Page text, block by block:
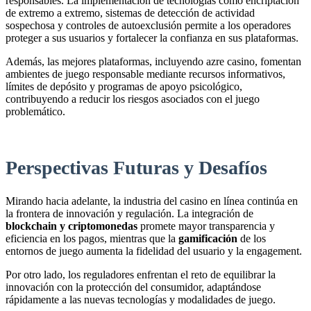
de extremo a extremo, sistemas de detección de actividad
sospechosa y controles de autoexclusión permite a los operadores
proteger a sus usuarios y fortalecer la confianza en sus plataformas.
Además, las mejores plataformas, incluyendo azre casino, fomentan
ambientes de juego responsable mediante recursos informativos,
límites de depósito y programas de apoyo psicológico,
contribuyendo a reducir los riesgos asociados con el juego
problemático.
Perspectivas Futuras y Desafíos
Mirando hacia adelante, la industria del casino en línea continúa en
la frontera de innovación y regulación. La integración de
blockchain y criptomonedas promete mayor transparencia y
eficiencia en los pagos, mientras que la gamificación de los
entornos de juego aumenta la fidelidad del usuario y la engagement.
Por otro lado, los reguladores enfrentan el reto de equilibrar la
innovación con la protección del consumidor, adaptándose
rápidamente a las nuevas tecnologías y modalidades de juego.